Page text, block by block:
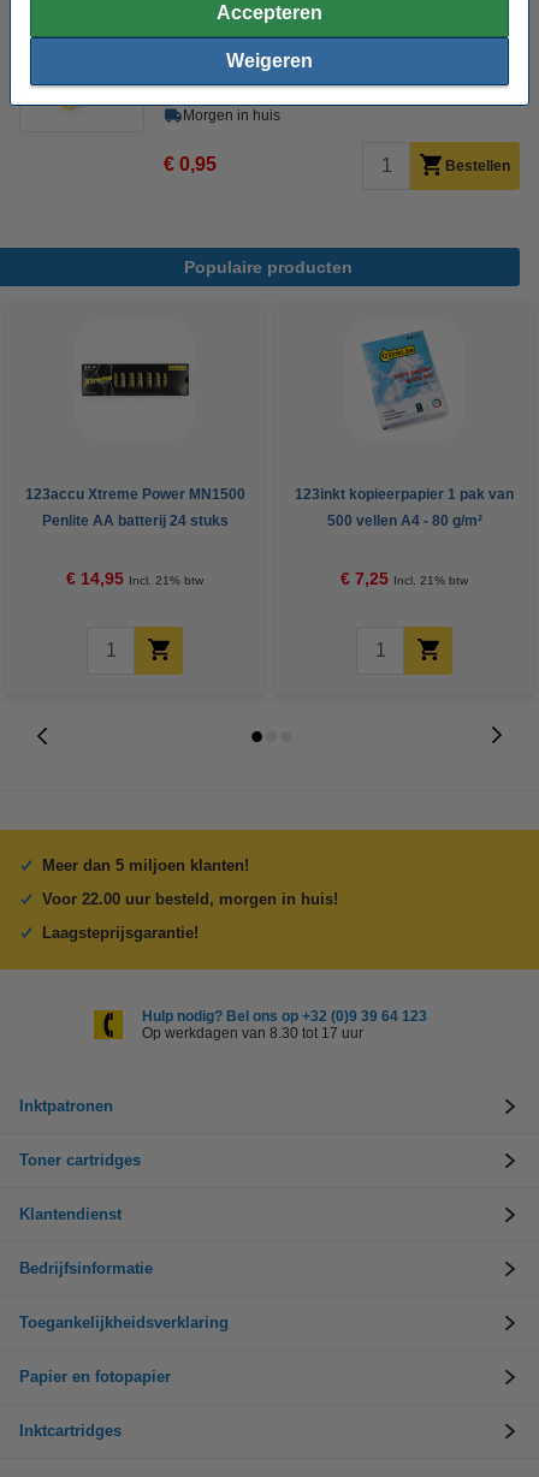
Accepteren
Weigeren
tonerdoek 43 x 32 cm (LxB)
Bekijk de specificaties en omschrijving
Direct leverbaar
Morgen in huis
€ 0,95 Bestellen
Populaire producten
123accu Xtreme Power MN1500
Penlite AA batterij 24 stuks
€ 14,95 Incl. 21% btw
123inkt kopieerpapier 1 pak van
500 vellen A4 - 80 g/m²
€ 7,25 Incl. 21% btw
Meer dan 5 miljoen klanten!
Voor 22.00 uur besteld, morgen in huis!
Laagsteprijsgarantie!
Hulp nodig? Bel ons op +32 (0)9 39 64 123
Op werkdagen van 8.30 tot 17 uur
Inktpatronen
Toner cartridges
Klantendienst
Bedrijfsinformatie
Toegankelijkheidsverklaring
Papier en fotopapier
Inktcartridges